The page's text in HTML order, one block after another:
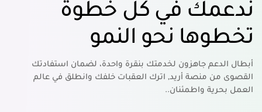
ندعمك في كل خطوة
تخطوها نحو النمو
أبطال الدعم جاهزون لخدمتك بنقرة واحدة، لضمان استفادتك
القصوى من منصة أريد, اترك العقبات خلفك وانطلق في عالم
العمل بحرية واطمئنان..